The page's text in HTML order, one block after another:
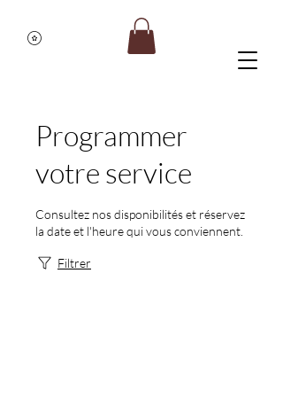
Programmer
votre service
Consultez nos disponibilités et réservez
la date et l'heure qui vous conviennent.
Filtrer